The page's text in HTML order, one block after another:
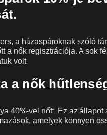
a házaspároknak szóló
a nők regisztrációja. A sok
volt.
a nők
40%-vel nőtt. Ez az
amelyek könnyen